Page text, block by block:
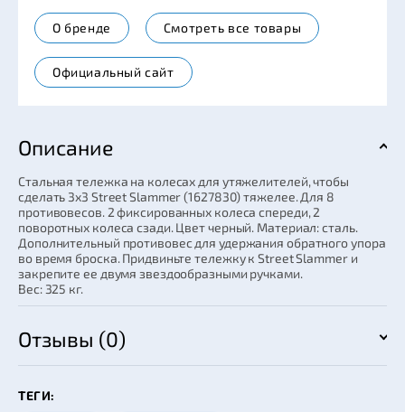
О бренде Смотреть все товары
Официальный сайт
Описание
Стальная тележка на колесах для утяжелителей, чтобы
сделать 3x3 Street Slammer (1627830) тяжелее. Для 8
противовесов. 2 фиксированных колеса спереди, 2
поворотных колеса сзади. Цвет черный. Материал: сталь.
Дополнительный противовес для удержания обратного упора
во время броска. Придвиньте тележку к Street Slammer и
закрепите ее двумя звездообразными ручками.
Вес: 325 кг.
Отзывы (0)
ТЕГИ: